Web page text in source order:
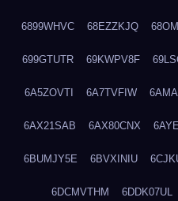
6899WHVC 68EZZKJQ
699GTUTR 69KWPV8F
6A5ZOVTI 6A7TVFIW
6AX21SAB 6AX80CNX
6BUMJY5E 6BVXINIU
6DCMVTHM 6DDK07UL